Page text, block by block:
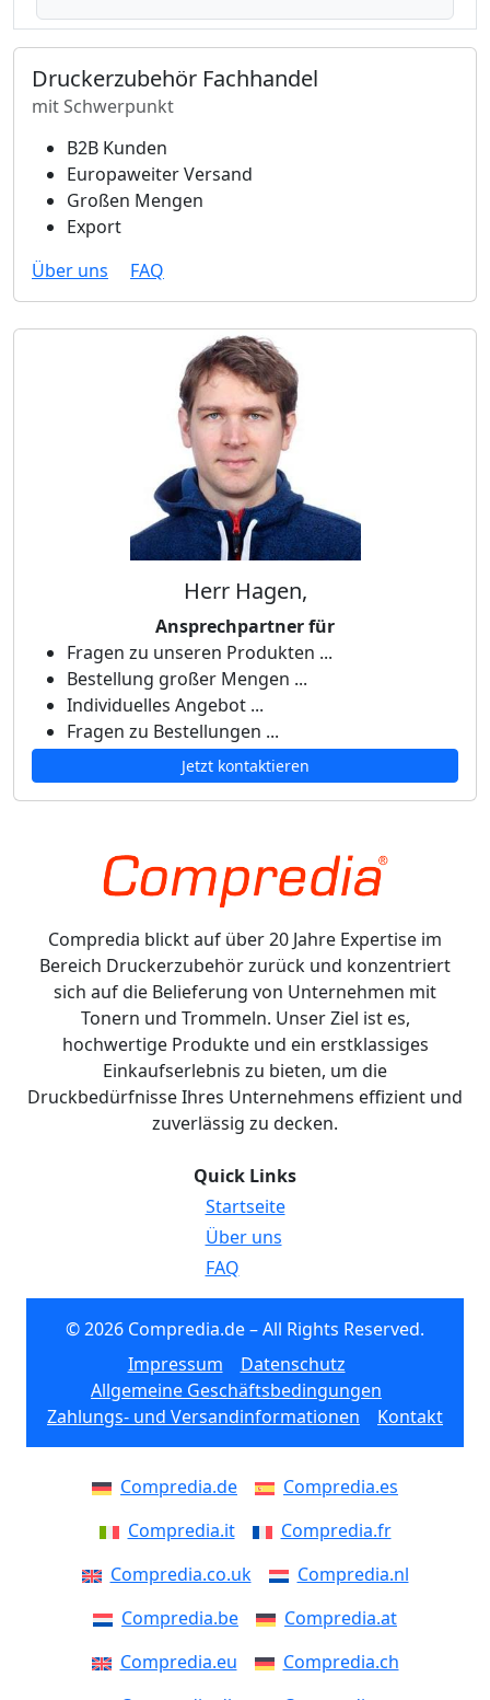
Druckerzubehör Fachhandel
mit Schwerpunkt
B2B Kunden
Europaweiter Versand
Großen Mengen
Export
Über uns
FAQ
Herr Hagen,
Ansprechpartner für
Fragen zu unseren Produkten ...
Bestellung großer Mengen ...
Individuelles Angebot ...
Fragen zu Bestellungen ...
Jetzt kontaktieren
Compredia blickt auf über 20 Jahre Expertise im
Bereich Druckerzubehör zurück und konzentriert
sich auf die Belieferung von Unternehmen mit
Tonern und Trommeln. Unser Ziel ist es,
hochwertige Produkte und ein erstklassiges
Einkaufserlebnis zu bieten, um die
Druckbedürfnisse Ihres Unternehmens effizient und
zuverlässig zu decken.
Quick Links
Startseite
Über uns
FAQ
© 2026 Compredia.de – All Rights Reserved.
Impressum
Datenschutz
Allgemeine Geschäftsbedingungen
Zahlungs- und Versandinformationen
Kontakt
Compredia.de
Compredia.es
Compredia.it
Compredia.fr
Compredia.co.uk
Compredia.nl
Compredia.be
Compredia.at
Compredia.eu
Compredia.ch